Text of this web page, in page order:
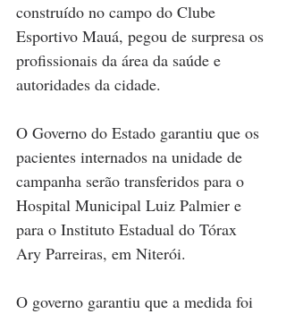
construído no campo do Clube
Esportivo Mauá, pegou de surpresa os
profissionais da área da saúde e
autoridades da cidade.
O Governo do Estado garantiu que os
pacientes internados na unidade de
campanha serão transferidos para o
Hospital Municipal Luiz Palmier e
para o Instituto Estadual do Tórax
Ary Parreiras, em Niterói.
O governo garantiu que a medida foi